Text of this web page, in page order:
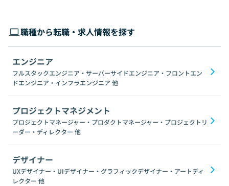
職種から転職・求人情報を探す
エンジニア
フルスタックエンジニア・サーバーサイドエンジニア・フロントエン
ドエンジニア・インフラエンジニア 他
プロジェクトマネジメント
プロジェクトマネージャー・プロダクトマネージャー・プロジェクトリ
ーダー・ディレクター 他
デザイナー
UXデザイナー・UIデザイナー・グラフィックデザイナー・アートディ
レクター 他